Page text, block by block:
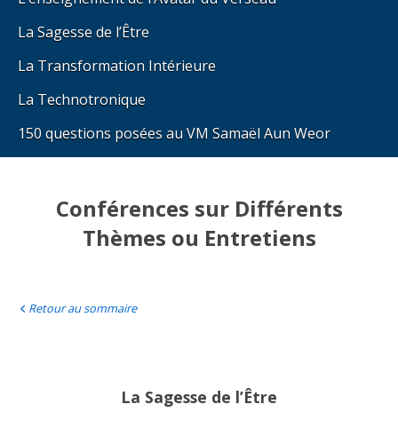
La Sagesse de l’Être
La Transformation Intérieure
La Technotronique
150 questions posées au VM Samaël Aun Weor
Conférences sur Différents
Thèmes ou Entretiens
Retour au sommaire
La Sagesse de l’Être